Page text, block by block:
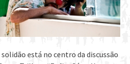
está no centro da discussão